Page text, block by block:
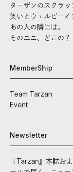
ターザンのスクラッ
笑いとウェルビーイ
あの人の隣には。
そのユニ、どこの？
MemberShip
Team Tarzan
Event
Newsletter
『Tarzan』本誌お